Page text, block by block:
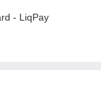
- LiqPay